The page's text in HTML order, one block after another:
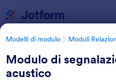
Modelli di modulo Moduli
Modulo di
acustico
Categorie Template Moduli